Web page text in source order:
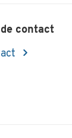
contact